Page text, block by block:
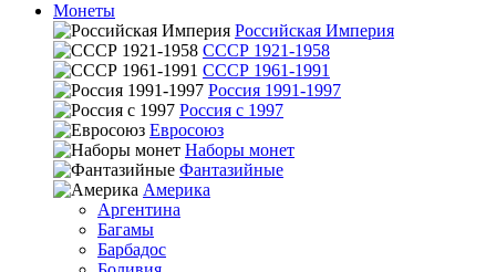
Монеты
Российская Империя
СССР 1921-1958
СССР 1961-1991
Россия 1991-1997
Россия с 1997
Евросоюз
Наборы монет
Фантазийные
Америка
Аргентина
Багамы
Барбадос